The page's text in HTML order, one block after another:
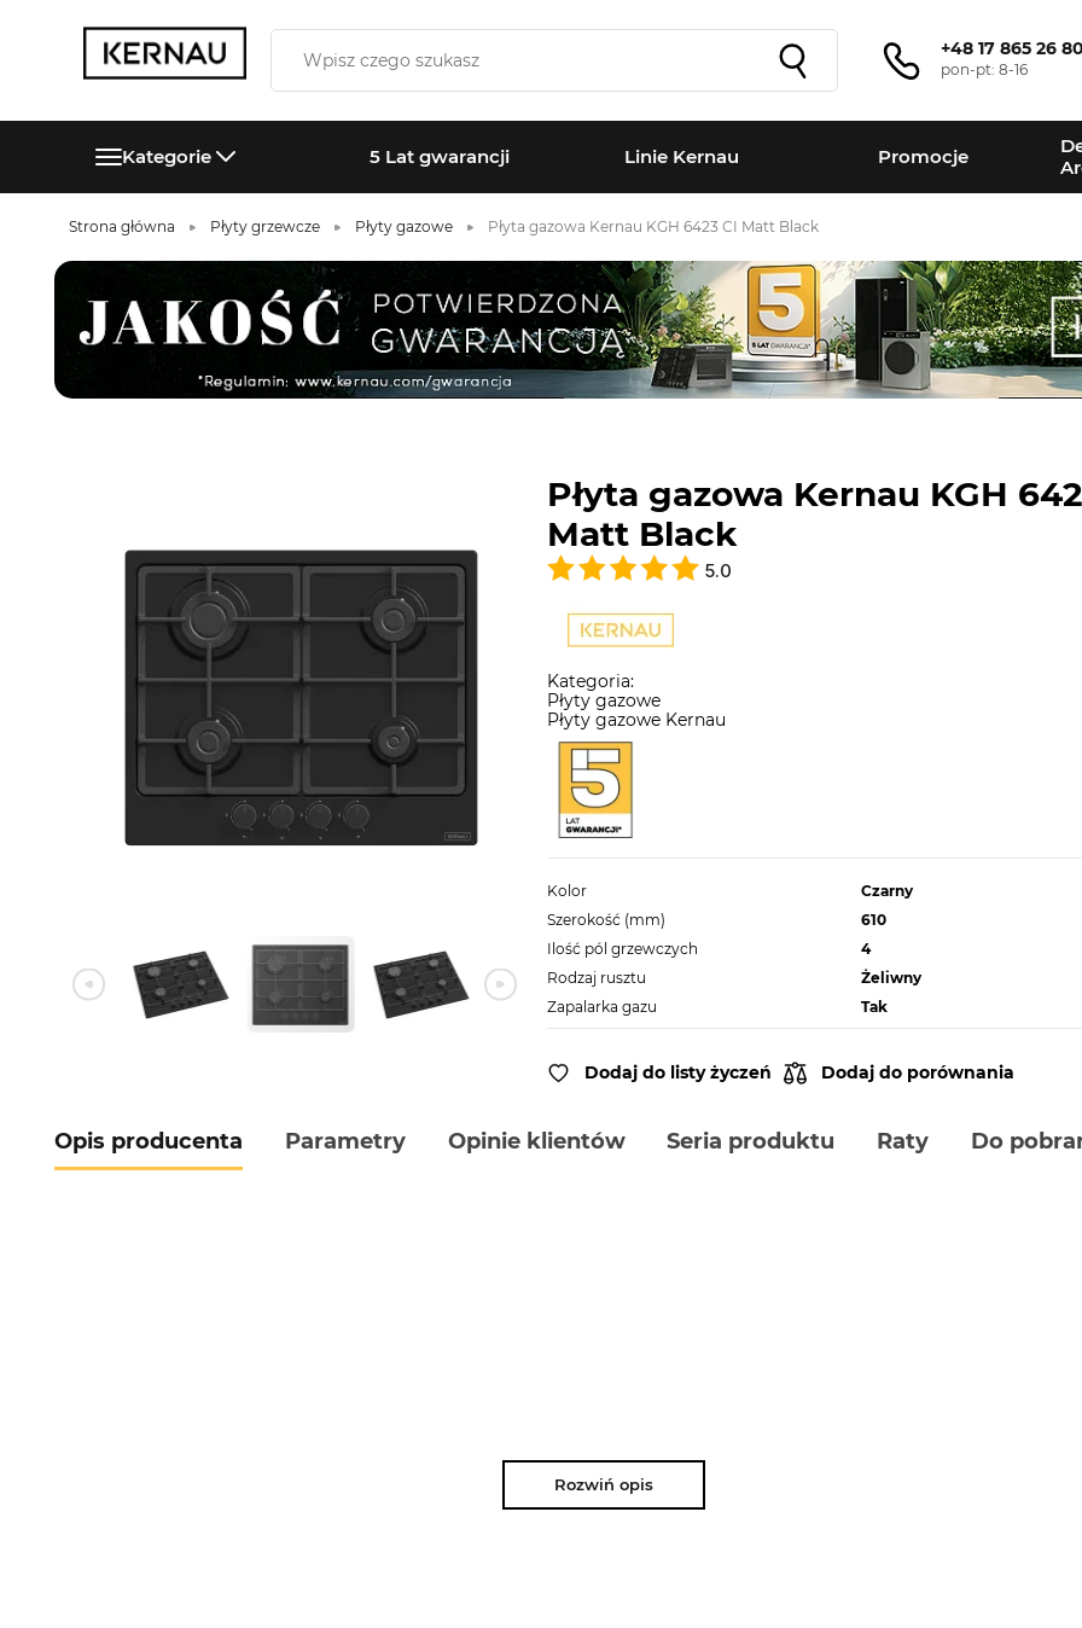
+48 17 865 26
pon-pt: 8-16
Kategorie 5 Lat gwarancji Linie Kernau Promocje
Strona główna Płyty grzewcze Płyty gazowe Płyta gazowa Kernau KGH 6423 CI Matt Black
Płyta gazowa Kernau KGH
Matt Black
5.0
Kategoria:
Płyty gazowe
Płyty gazowe Kernau
Kolor
Czarny
Szerokość (mm)
610
Ilość pól grzewczych
4
Rodzaj rusztu
Żeliwny
Zapalarka gazu
Tak
Dodaj do listy życzeń Dodaj do porównania
Opis producenta Parametry Opinie klientów Seria produktu Raty Do
Rozwiń opis